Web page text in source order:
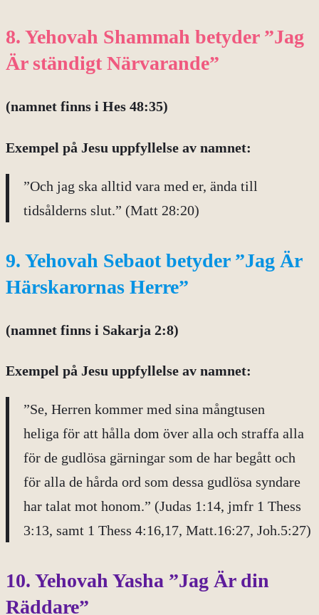
8. Yehovah Shammah betyder ”Jag
Är ständigt Närvarande”
(namnet finns i Hes 48:35)
Exempel på Jesu uppfyllelse av namnet:
”Och jag ska alltid vara med er, ända till
tidsålderns slut.” (Matt 28:20)
9. Yehovah Sebaot betyder ”Jag Är
Härskarornas Herre”
(namnet finns i Sakarja 2:8)
Exempel på Jesu uppfyllelse av namnet:
”Se, Herren kommer med sina mångtusen
heliga för att hålla dom över alla och straffa alla
för de gudlösa gärningar som de har begått och
för alla de hårda ord som dessa gudlösa syndare
har talat mot honom.” (Judas 1:14, jmfr 1 Thess
3:13, samt 1 Thess 4:16,17, Matt.16:27, Joh.5:27)
10. Yehovah Yasha ”Jag Är din
Räddare”